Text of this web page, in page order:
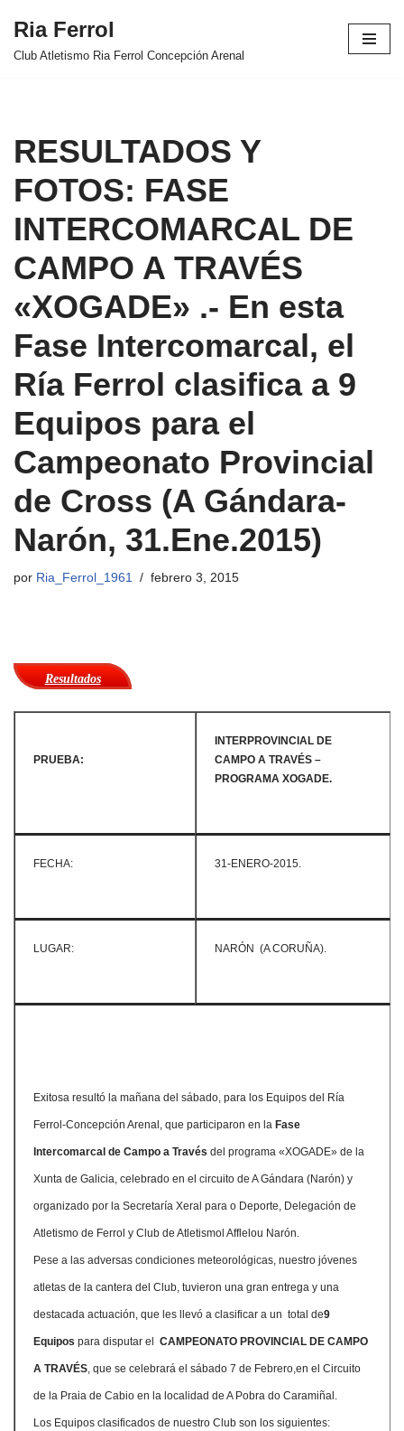
Saltar
Ria Ferrol
Club Atletismo Ria Ferrol Concepción Arenal
RESULTADOS Y
FOTOS: FASE
INTERCOMARCAL DE
CAMPO A TRAVÉS
«XOGADE» .- En esta
Fase Intercomarcal, el
Ría Ferrol clasifica a 9
Equipos para el
Campeonato Provincial
de Cross (A Gándara-
Narón, 31.Ene.2015)
por Ria_Ferrol_1961 febrero 3, 2015
Resultados
PRUEBA:
INTERPROVINCIAL DE
CAMPO A TRAVÉS –
PROGRAMA XOGADE.
FECHA: 31-ENERO-2015.
LUGAR: NARÓN (A CORUÑA).
Exitosa resultó la mañana del sábado, para los Equipos del Ría
Ferrol-Concepción Arenal, que participaron en la Fase
Intercomarcal de Campo a Través del programa «XOGADE» de la
Xunta de Galicia, celebrado en el circuito de A Gándara (Narón) y
organizado por la Secretaría Xeral para o Deporte, Delegación de
Atletismo de Ferrol y Club de Atletismol Afflelou Narón.
Pese a las adversas condiciones meteorológicas, nuestro jóvenes
atletas de la cantera del Club, tuvieron una gran entrega y una
destacada actuación, que les llevó a clasificar a un total de9
Equipos para disputar el CAMPEONATO PROVINCIAL DE CAMPO
A TRAVÉS, que se celebrará el sábado 7 de Febrero,en el Circuito
de la Praia de Cabio en la localidad de A Pobra do Caramiñal.
Los Equipos clasificados de nuestro Club son los siguientes: